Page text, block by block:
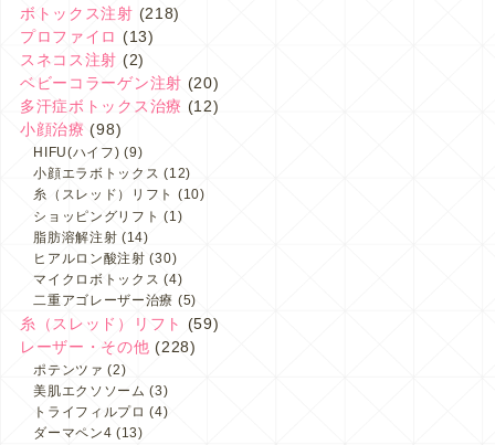
ボトックス注射 (218)
プロファイロ (13)
スネコス注射 (2)
ベビーコラーゲン注射 (20)
多汗症ボトックス治療 (12)
小顔治療 (98)
HIFU(ハイフ) (9)
小顔エラボトックス (12)
糸（スレッド）リフト (10)
ショッピングリフト (1)
脂肪溶解注射 (14)
ヒアルロン酸注射 (30)
マイクロボトックス (4)
二重アゴレーザー治療 (5)
糸（スレッド）リフト
(59)
レーザー・その他 (228)
ポテンツァ (2)
美肌エクソソーム (3)
トライフィルプロ (4)
ダーマペン4 (13)